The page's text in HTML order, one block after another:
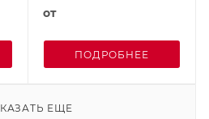
от
ПОДРОБНЕЕ
ЕЩЕ